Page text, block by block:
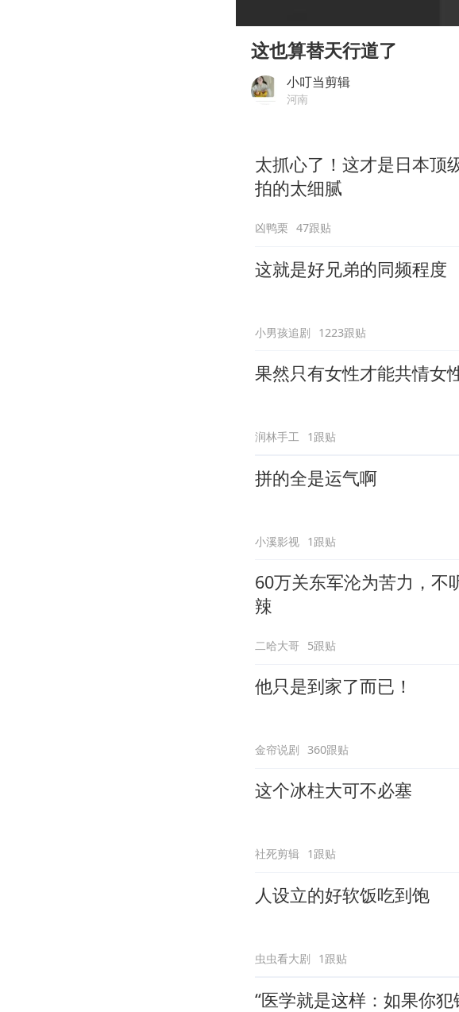
公司“上四休
男子杀人后
“中国蔬菜
这也算替天行道了
小叮当剪辑
河南
太抓心了！这才是日本顶
拍的太细腻
凶鸭栗 47跟贴
这就是好兄弟的同频程度
小男孩追剧 1223跟贴
果然只有女性才能共情女
润林手工 1跟贴
拼的全是运气啊
小溪影视 1跟贴
60万关东军沦为苦力，不
辣
二哈大哥 5跟贴
他只是到家了而已！
金帘说剧 360跟贴
这个冰柱大可不必塞
社死剪辑 1跟贴
人设立的好软饭吃到饱
虫虫看大剧 1跟贴
“医学就是这样：如果你